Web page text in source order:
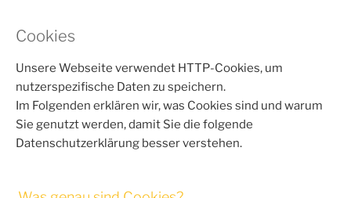
Cookies
Unsere Webseite verwendet HTTP-Cookies, um
nutzerspezifische Daten zu speichern.
Im Folgenden erklären wir, was Cookies sind und warum
Sie genutzt werden, damit Sie die folgende
Datenschutzerklärung besser verstehen.